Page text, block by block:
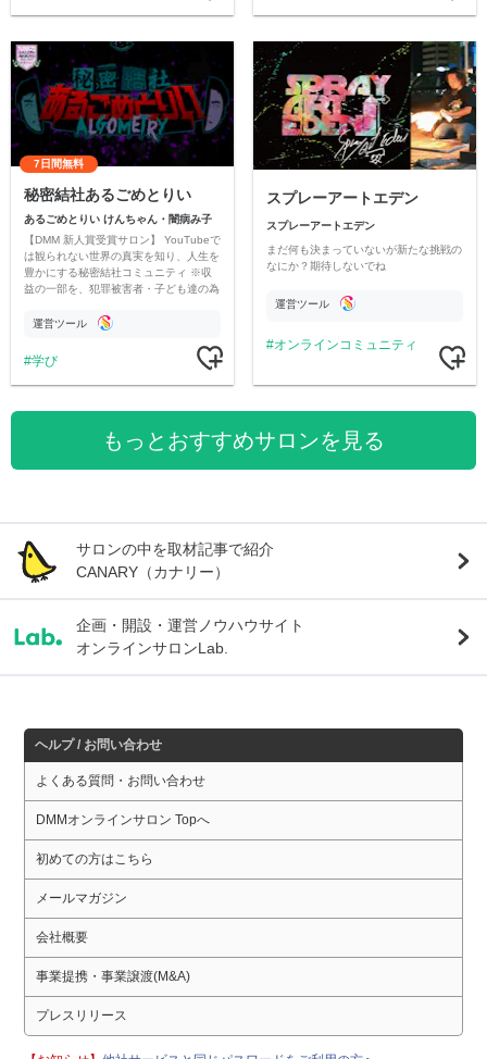
7日間無料
秘密結社あるごめとりい
あるごめとりい けんちゃん・闇病み子
【DMM 新人賞受賞サロン】 YouTubeで
は観られない世界の真実を知り、人生を
豊かにする秘密結社コミュニティ ※収
益の一部を、犯罪被害者・子ども達の為
す運営ツール
学び
スプレーアートエデン
スプレーアートエデン
まだ何も決まっていないが新たな挑戦の
なにか？期待しないでね
運営ツール
オンラインコミュニティ
もっとおすすめサロンを見る
サロンの中を取材記事で紹介
CANARY（カナリー）
企画・開設・運営ノウハウサイト
オンラインサロンLab.
ヘルプ / お問い合わせ
よくある質問・お問い合わせ
DMMオンラインサロン Topへ
初めての方はこちら
メールマガジン
会社概要
事業提携・事業譲渡(M&A)
プレスリリース